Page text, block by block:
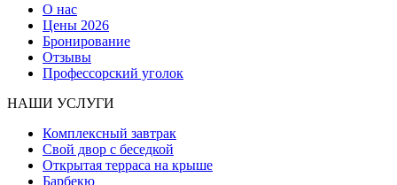
О нас
Цены 2026
Бронирование
Отзывы
Профессорский уголок
НАШИ УСЛУГИ
Комплексный завтрак
Свой двор с беседкой
Открытая терраса на крыше
Барбекю